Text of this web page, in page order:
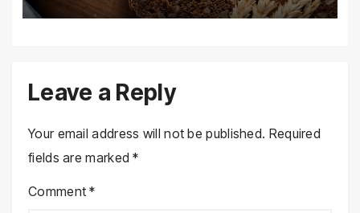
Leave a Reply
Your email address will not be published. Required
fields are marked*
Comment*